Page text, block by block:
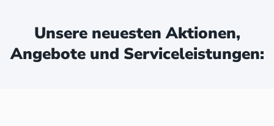
Unsere neuesten Aktionen,
Angebote und Serviceleistungen: